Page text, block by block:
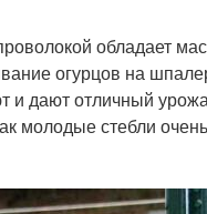
обладает
огурцов на
и дают отличный
молодые стебли